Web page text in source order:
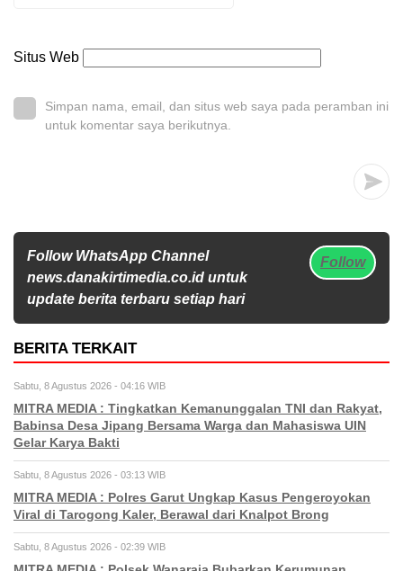
Situs Web
Simpan nama, email, dan situs web saya pada peramban ini
untuk komentar saya berikutnya.
Follow WhatsApp Channel
news.danakirtimedia.co.id untuk
update berita terbaru setiap hari
Follow
BERITA TERKAIT
Sabtu, 8 Agustus 2026 - 04:16 WIB
MITRA MEDIA : Tingkatkan Kemanunggalan TNI dan Rakyat,
Babinsa Desa Jipang Bersama Warga dan Mahasiswa UIN
Gelar Karya Bakti
Sabtu, 8 Agustus 2026 - 03:13 WIB
MITRA MEDIA : Polres Garut Ungkap Kasus Pengeroyokan
Viral di Tarogong Kaler, Berawal dari Knalpot Brong
Sabtu, 8 Agustus 2026 - 02:39 WIB